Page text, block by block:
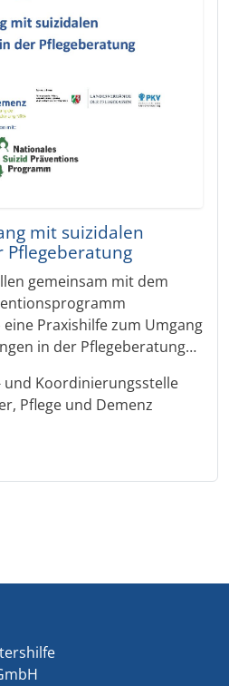
mit suizidalen
gemeinsam mit dem
Praxishilfe zum Umgang
in der Pflegeberatung…
und Koordinierungsstelle
Pflege und Demenz